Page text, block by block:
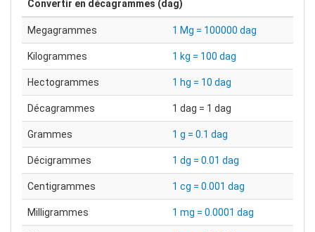
Convertir en décagrammes (dag)
Megagrammes 1 Mg = 100000 dag
Kilogrammes 1 kg = 100 dag
Hectogrammes 1 hg = 10 dag
Décagrammes 1 dag = 1 dag
Grammes 1 g = 0.1 dag
Décigrammes 1 dg = 0.01 dag
Centigrammes 1 cg = 0.001 dag
Milligrammes 1 mg = 0.0001 dag